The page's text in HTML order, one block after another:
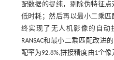
配数据的提纯，剔除伪特征
低时耗；然后再以最小二乘
终实现了无人机影像的自动
RANSAC和最小二乘匹配改进
配率为92.8%,拼接精度由1个